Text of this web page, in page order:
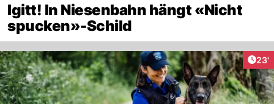
Igitt! In Niesenbahn hängt «Nicht
spucken»-Schild
23'